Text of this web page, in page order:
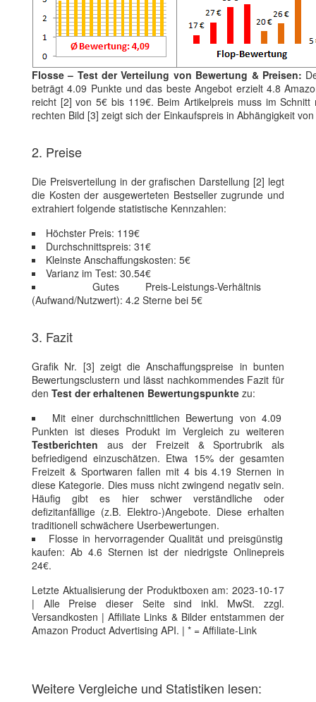
Flosse – Test der Verteilung von Bewertung & Preisen:
beträgt 4.09 Punkte und das beste Angebot erzielt 4.8
reicht [2] von 5€ bis 119€. Beim Artikelpreis muss im
rechten Bild [3] zeigt sich der Einkaufspreis in Abhängigkeit
2. Preise
Die Preisverteilung in der grafischen Darstellung [2] legt
die Kosten der ausgewerteten Bestseller zugrunde und
extrahiert folgende statistische Kennzahlen:
Höchster Preis: 119€
Durchschnittspreis: 31€
Kleinste Anschaffungskosten: 5€
Varianz im Test: 30.54€
Gutes Preis-Leistungs-Verhältnis
(Aufwand/Nutzwert): 4.2 Sterne bei 5€
3. Fazit
Grafik Nr. [3] zeigt die Anschaffungspreise in bunten
Bewertungsclustern und lässt nachkommendes Fazit für
den Test der erhaltenen Bewertungspunkte zu:
Mit einer durchschnittlichen Bewertung von 4.09
Punkten ist dieses Produkt im Vergleich zu weiteren
Testberichten aus der Freizeit & Sportrubrik als
befriedigend einzuschätzen. Etwa 15% der gesamten
Freizeit & Sportwaren fallen mit 4 bis 4.19 Sternen in
diese Kategorie. Dies muss nicht zwingend negativ sein.
Häufig gibt es hier schwer verständliche oder
defizitanfällige (z.B. Elektro-)Angebote. Diese erhalten
traditionell schwächere Userbewertungen.
Flosse in hervorragender Qualität und preisgünstig
kaufen: Ab 4.6 Sternen ist der niedrigste Onlinepreis
24€.
Letzte Aktualisierung der Produktboxen am: 2023-10-17
| Alle Preise dieser Seite sind inkl. MwSt. zzgl.
Versandkosten | Affiliate Links & Bilder entstammen der
Amazon Product Advertising API. | * = Affiliate-Link
Weitere Vergleiche und Statistiken lesen: